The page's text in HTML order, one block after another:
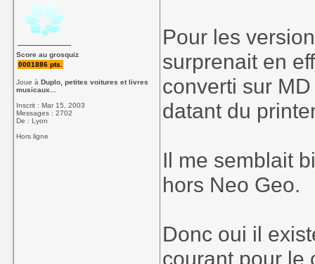
Score au grosquiz
0001886 pts.
Joue àDuplo, petites voitures et livres
musicaux...
Inscrit : Mar 15, 2003
Messages : 2702
De : Lyon
Hors ligne
Pour les
surprenait en
converti sur
datant du
Il me semblait
hors Neo Geo.
Donc oui il
courant pour le